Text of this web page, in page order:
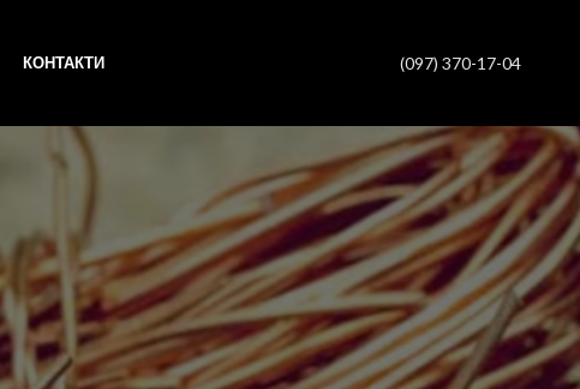
КОНТАКТИ (097) 370-17-04